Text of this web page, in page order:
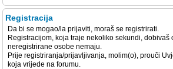
Registracija
Da bi se mogao/la prijaviti, moraš se registrirati.
Registracijom, koja traje nekoliko sekundi, dobivaš
neregistrirane osobe nemaju.
Prije registriranja/prijavljivanja, molim(o), prouči
koja vrijede na forumu.